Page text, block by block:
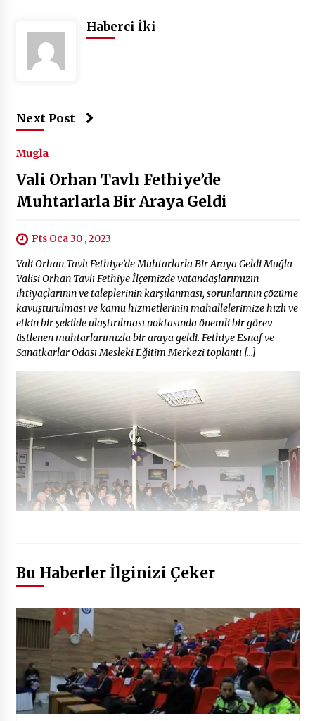
2 ay ago
Başkan Aras “Bizler Günü Kurtaran Değil, Yarını
Kuran İşler İçin Çalışacağız”
Seydikemer Belediye Meclisi Ekim Ayı
Toplantısı Yapıldı
2 yıl ago
“Hiç Kimse Kaçak Yapım Legalleşecek Ümidinde
Olmamalı”
2 yıl ago
2 yıl ago
Haberci İki
Next Post
Mugla
Vali Orhan Tavlı Fethiye’de
Muhtarlarla Bir Araya Geldi
Pts Oca 30 , 2023
Vali Orhan Tavlı Fethiye’de Muhtarlarla Bir Araya Geldi Muğla
Valisi Orhan Tavlı Fethiye İlçemizde vatandaşlarımızın
ihtiyaçlarının ve taleplerinin karşılanması, sorunlarının çözüme
kavuşturulması ve kamu hizmetlerinin mahallelerimize hızlı ve
etkin bir şekilde ulaştırılması noktasında önemli bir görev
üstlenen muhtarlarımızla bir araya geldi. Fethiye Esnaf ve
Sanatkarlar Odası Mesleki Eğitim Merkezi toplantı […]
Bu Haberler İlginizi Çeker